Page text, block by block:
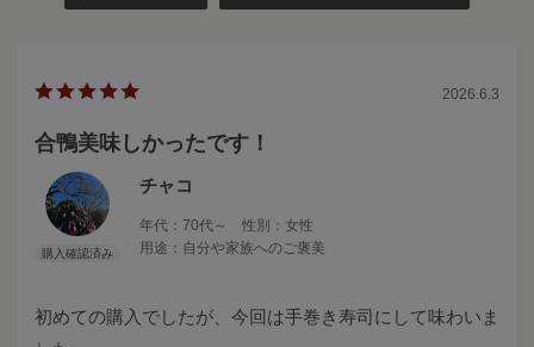
2026.6.3
合鴨美味しかったです！
チャコ
年代： 70代～ 性別： 女性
用途： 自分や家族へのご褒美
初めての購入でしたが、今回は手巻き寿司にして味わいま